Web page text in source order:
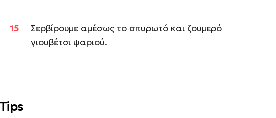
Σερβίρουμε αμέσως το σπυρωτό και ζουμερό
γιουβέτσι ψαριού.
Tips